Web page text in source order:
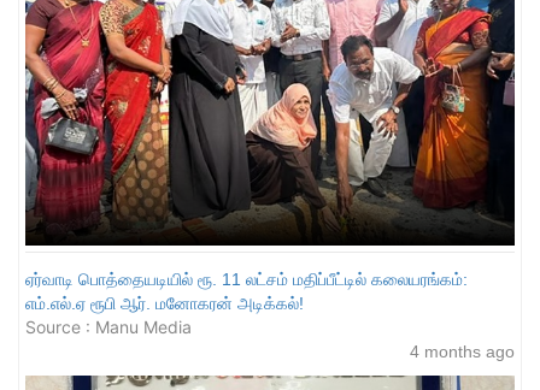
ஏர்வாடி பொத்தையடியில் ரூ. 11 லட்சம் மதிப்பீட்டில் கலையரங்கம்:
எம்.எல்.ஏ ரூபி ஆர். மனோகரன் அடிக்கல்!
Source : Manu Media
4 months ago